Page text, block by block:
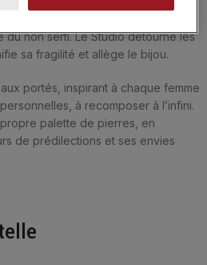
se distingue par l’étendue de ses
du non serti. Le Studio détourne les
sa fragilité et allège le bijou.
portés, inspirant à chaque femme
à recomposer à l’infini.
palette de pierres, en
de prédilections et ses envies